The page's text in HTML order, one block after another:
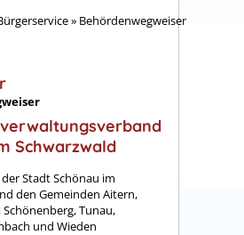
» Behördenwegweiser
Schwarzwald
Stadt Schönau im
den Gemeinden Aitern,
Tunau,
und Wieden